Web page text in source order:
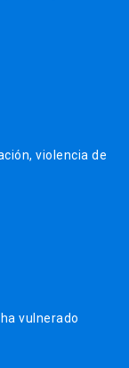
violencia de
vulnerado